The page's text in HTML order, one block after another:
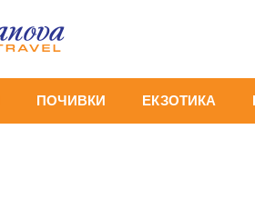
ПОЧИВКИ ЕКЗОТИКА